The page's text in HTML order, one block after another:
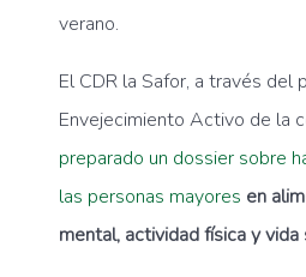
verano.
El CDR la Safor, a través del
Envejecimiento Activo de la
preparado un dossier sobre
las personas mayores en
mental, actividad física y vida